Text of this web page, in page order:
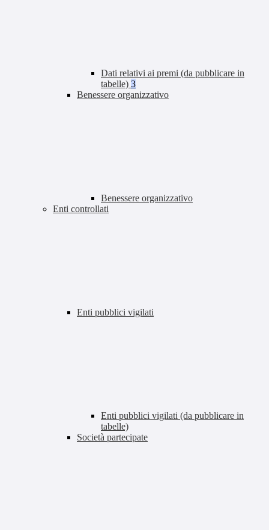
Dati relativi ai premi (da pubblicare in
tabelle) 3
Benessere organizzativo
Benessere organizzativo
Enti controllati
Enti pubblici vigilati
Enti pubblici vigilati (da pubblicare in
tabelle)
Società partecipate